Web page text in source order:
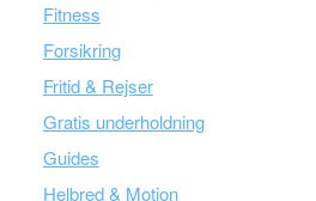
Fitness
Forsikring
Fritid & Rejser
Gratis underholdning
Guides
Helbred & Motion